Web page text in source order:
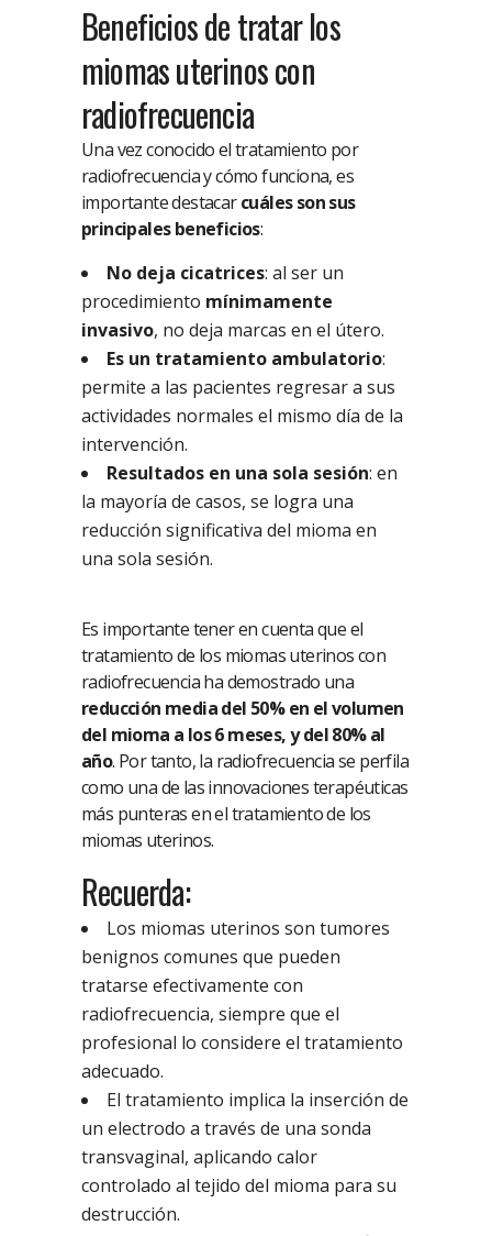
Beneficios de tratar los
miomas uterinos con
radiofrecuencia
Una vez conocido el tratamiento por
radiofrecuencia y cómo funciona, es
importante destacarcuáles son sus
principales beneficios:
No deja cicatrices: al ser un
procedimiento mínimamente
invasivo, no deja marcas en el útero.
Es un tratamiento ambulatorio:
permite a las pacientes regresar a sus
actividades normales el mismo día de la
intervención.
Resultados en una sola sesión: en
la mayoría de casos, se logra una
reducción significativa del mioma en
una sola sesión.
Es importante tener en cuenta que el
tratamiento de los miomas uterinos con
radiofrecuencia ha demostrado una
reducción media del 50% en el volumen
del mioma a los 6 meses, y del 80% al
año. Por tanto, la radiofrecuencia se perfila
como una de las innovaciones terapéuticas
más punteras en el tratamiento de los
miomas uterinos.
Recuerda:
Los miomas uterinos son tumores
benignos comunes que pueden
tratarse efectivamente con
radiofrecuencia, siempre que el
profesional lo considere el tratamiento
adecuado.
El tratamiento implica la inserción de
un electrodo a través de una sonda
transvaginal, aplicando calor
controlado al tejido del mioma para su
destrucción.